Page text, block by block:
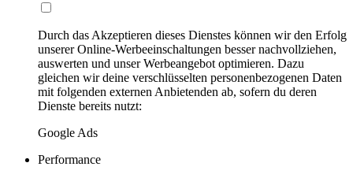
Durch das Akzeptieren dieses Dienstes können wir den Erfolg
unserer Online-Werbeeinschaltungen besser nachvollziehen,
auswerten und unser Werbeangebot optimieren. Dazu
gleichen wir deine verschlüsselten personenbezogenen Daten
mit folgenden externen Anbietenden ab, sofern du deren
Dienste bereits nutzt:
Google Ads
Performance